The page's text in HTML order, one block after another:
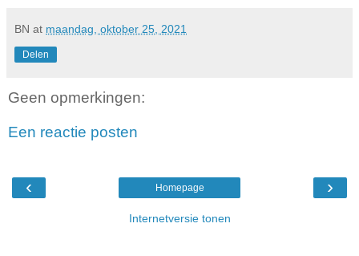
BN at maandag, oktober 25, 2021
Delen
Geen opmerkingen:
Een reactie posten
‹ ›
Homepage
Internetversie tonen